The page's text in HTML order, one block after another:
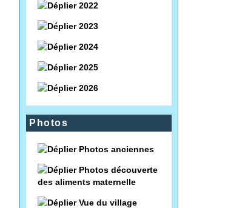
2022
2023
2024
2025
2026
Photos
Photos anciennes
Photos découverte
des aliments maternelle
Vue du village